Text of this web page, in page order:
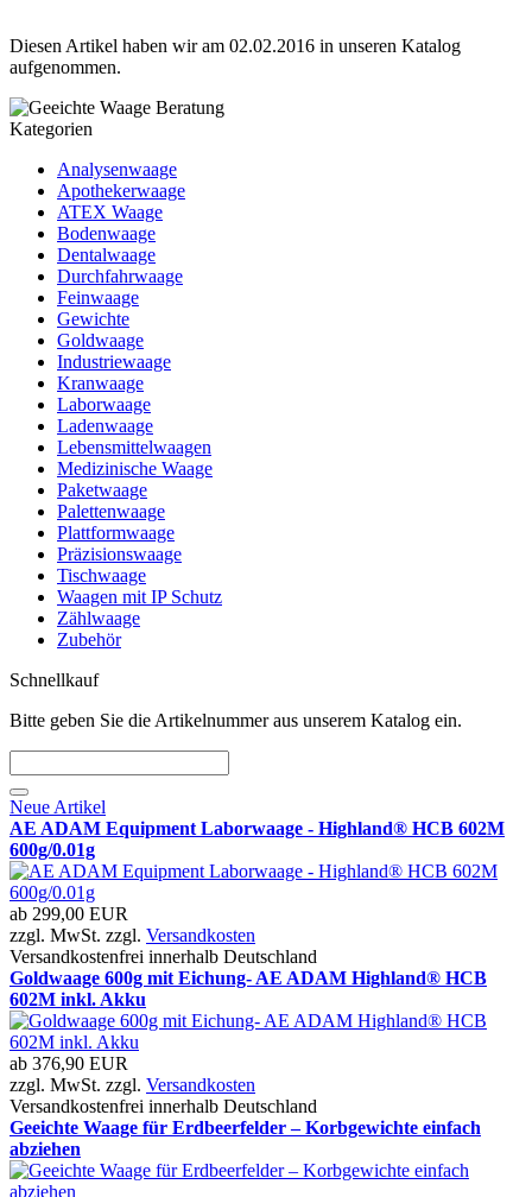
Diesen Artikel haben wir am 02.02.2016 in unseren Katalog
aufgenommen.
Kategorien
Analysenwaage
Apothekerwaage
ATEX Waage
Bodenwaage
Dentalwaage
Durchfahrwaage
Feinwaage
Gewichte
Goldwaage
Industriewaage
Kranwaage
Laborwaage
Ladenwaage
Lebensmittelwaagen
Medizinische Waage
Paketwaage
Palettenwaage
Plattformwaage
Präzisionswaage
Tischwaage
Waagen mit IP Schutz
Zählwaage
Zubehör
Schnellkauf
Bitte geben Sie die Artikelnummer aus unserem Katalog ein.
Neue Artikel
AE ADAM Equipment Laborwaage - Highland® HCB 602M
600g/0.01g
ab 299,00 EUR
zzgl. MwSt. zzgl. Versandkosten
Versandkostenfrei innerhalb Deutschland
Goldwaage 600g mit Eichung- AE ADAM Highland® HCB
602M inkl. Akku
ab 376,90 EUR
zzgl. MwSt. zzgl. Versandkosten
Versandkostenfrei innerhalb Deutschland
Geeichte Waage für Erdbeerfelder – Korbgewichte einfach
abziehen